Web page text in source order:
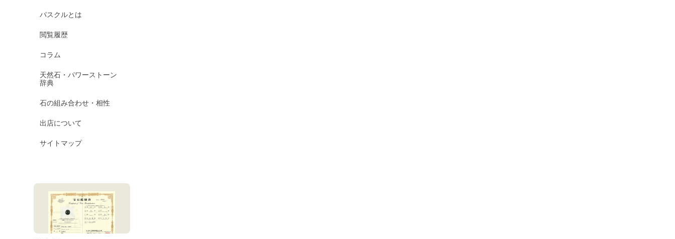
パスクルとは
閲覧履歴
コラム
天然石・パワーストーン
辞典
石の組み合わせ・相性
出店について
サイトマップ